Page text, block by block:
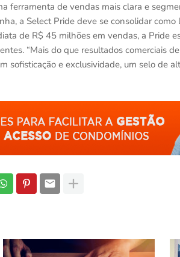
ferramenta de vendas mais clara e
a Select Pride deve se consolidar
de R$ 45 milhões em vendas, a Pride
“Mais do que resultados comerciais
sofisticação e exclusividade, um selo de